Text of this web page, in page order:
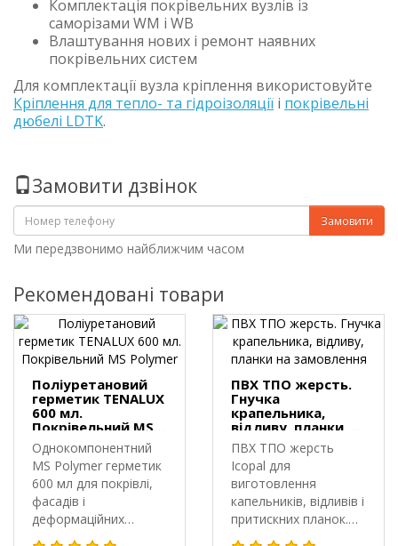
Комплектація покрівельних вузлів із
саморізами WM і WB
Влаштування нових і ремонт наявних
покрівельних систем
Для комплектації вузла кріплення використовуйте
Кріплення для тепло- та гідроізоляції і покрівельні
дюбелі LDTK.
Замовити дзвінок
Замовити
Ми передзвонимо найближчим часом
Рекомендовані товари
Поліуретановий
герметик TENALUX
600 мл.
Покрівельний MS
Polymer
Однокомпонентний
MS Polymer герметик
600 мл для покрівлі,
фасадів і
деформаційних
швівПоліуретановий..
ПВХ ТПО жерсть.
Гнучка
крапельника,
відливу, планки на
замовлення
ПВХ ТПО жерсть
Icopal для
виготовлення
капельників, відливів і
притискних планок.
Ламінована ПВХ ТП..